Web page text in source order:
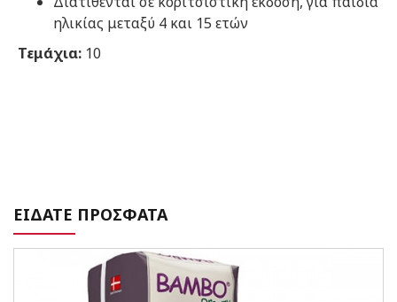
ηλικίας μεταξύ 4 και 15 ετών
Τεμάχια: 10
ΕΙΔΑΤΕ ΠΡΟΣΦΑΤΑ